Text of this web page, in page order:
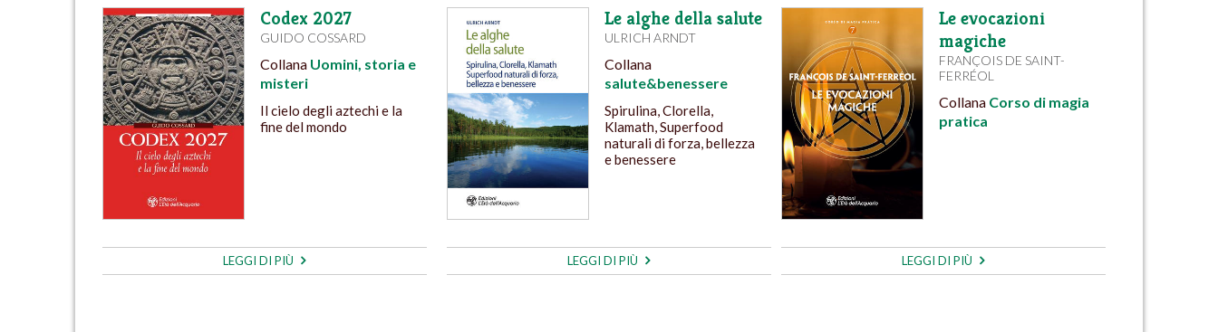
Codex 2027
GUIDO COSSARD
Collana Uomini, storia e
misteri
Il cielo degli aztechi e la
fine del mondo
LEGGI DI PIÙ
Le alghe della salute
ULRICH ARNDT
Collana
salute&benessere
Spirulina, Clorella,
Klamath, Superfood
naturali di forza, bellezza
e benessere
LEGGI DI PIÙ
Le evocazioni
magiche
FRANÇOIS DE SAINT-
FERRÉOL
Collana Corso di magia
pratica
LEGGI DI PIÙ